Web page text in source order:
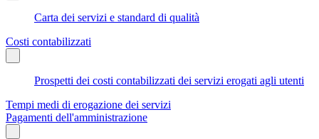
Carta dei servizi e standard di qualità
Costi contabilizzati
Prospetti dei costi contabilizzati dei servizi erogati agli utenti
Tempi medi di erogazione dei servizi
Pagamenti dell'amministrazione